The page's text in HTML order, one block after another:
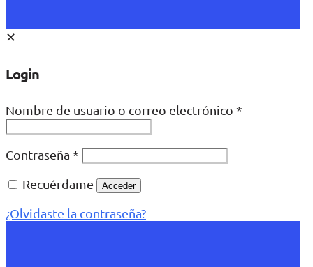
✕
Login
Nombre de usuario o correo electrónico *
Contraseña *
Recuérdame
Acceder
¿Olvidaste la contraseña?